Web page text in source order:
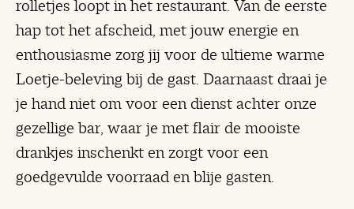
rolletjes loopt in het restaurant. Van de eerste
hap tot het afscheid, met jouw energie en
enthousiasme zorg jij voor de ultieme warme
Loetje-beleving bij de gast. Daarnaast draai je
je hand niet om voor een dienst achter onze
gezellige bar, waar je met flair de mooiste
drankjes inschenkt en zorgt voor een
goedgevulde voorraad en blije gasten.